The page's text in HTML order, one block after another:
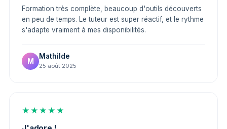
Formation très complète, beaucoup d'outils découverts
en peu de temps. Le tuteur est super réactif, et le rythme
s'adapte vraiment à mes disponibilités.
M
Mathilde
25 août 2025
★★★★★